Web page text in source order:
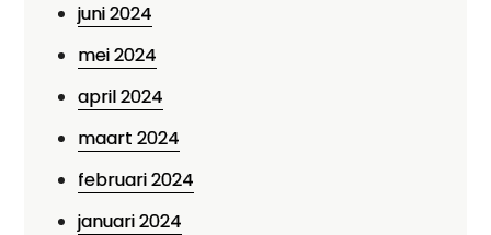
juni 2024
mei 2024
april 2024
maart 2024
februari 2024
januari 2024